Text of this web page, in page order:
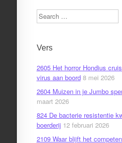
Search
Vers
2605 Het horror Hondius
virus aan boord 8 mei 2026
2604 Muizen in je Jumbo
maart 2026
824 De bacterie resistentie
boerderij 12 februari 2026
2109 Waar blijft het